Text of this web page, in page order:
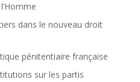
dans le nouveau droit
pénitentiaire française
sur les partis